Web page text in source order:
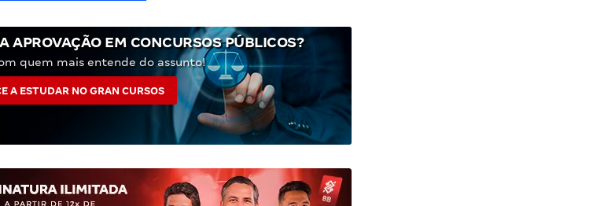
APROVAÇÃO EM CONCURSOS PÚBLICOS?
quem mais entende do assunto!
A ESTUDAR NO GRAN CURSOS